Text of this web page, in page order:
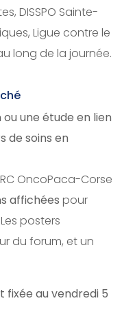
DISSPO Sainte-
Ligue contre le
long de la journée.
une étude en lien
de soins en
OncoPaca-Corse
affichées pour
posters
du forum, et un
fixée au vendredi 5